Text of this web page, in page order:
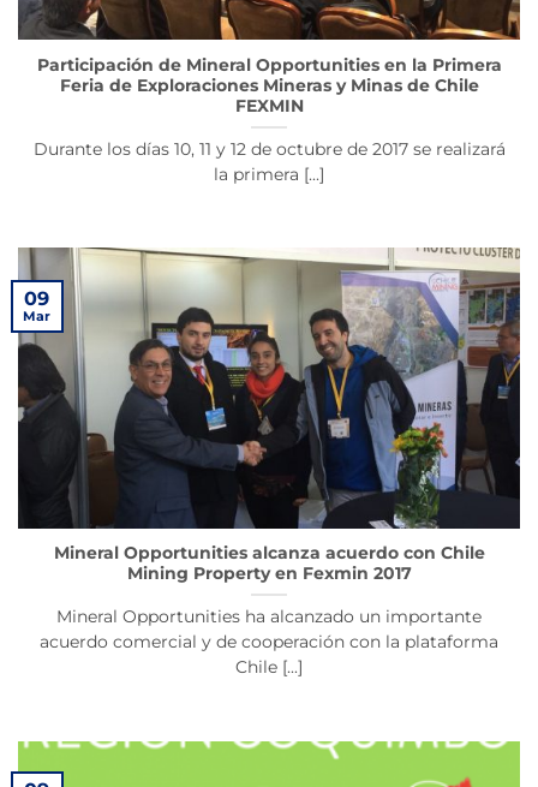
Participación de Mineral Opportunities en la Primera
Feria de Exploraciones Mineras y Minas de Chile
FEXMIN
Durante los días 10, 11 y 12 de octubre de 2017 se realizará
la primera [...]
Mineral Opportunities alcanza acuerdo con Chile
Mining Property en Fexmin 2017
Mineral Opportunities ha alcanzado un importante
acuerdo comercial y de cooperación con la plataforma
Chile [...]
09
Mar